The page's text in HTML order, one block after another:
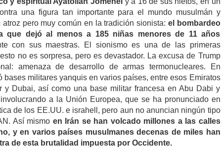
una figura tan importante para el mundo musulmán y
pero muy común en la tradición sionista: el bombardeo
que dejó al menos a 185 niñas menores de 11 años
con sus maestras. El sionismo es una de las primeras
no es sorpresa, pero es devastador. La excusa de Trump
amenaza de desarrollo de armas termonucleares. En
bases militares yanquis en varios países, entre esos Emiratos
y Dubai, así como una base militar francesa en Abu Dabi y
a la Unión Europea, que se ha pronunciado en
de los EE.UU. e israhell, pero aun no anuncian ningún tipo
Así mismo en Irán se han volcado millones a las calles
y en varios países musulmanes decenas de miles han
de esta brutalidad impuesta por Occidente.